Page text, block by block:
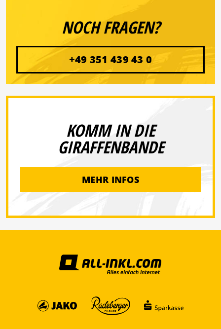
NOCH FRAGEN?
+49 351 439 43 0
KOMM IN DIE
GIRAFFENBANDE
MEHR INFOS